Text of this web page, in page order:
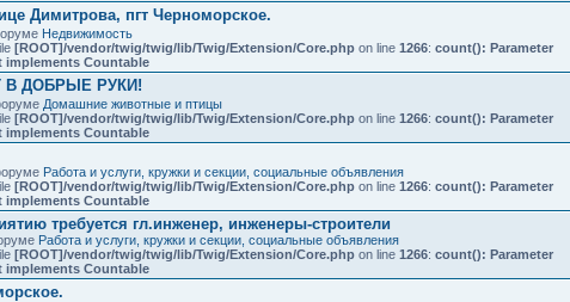
Димитрова, пгт Черноморское.
Недвижимость
[ROOT]/vendor/twig/twig/lib/Twig/Extension/Core.php on line 1266: count(): Parameter
implements Countable
ДОБРЫЕ РУКИ!
Домашние животные и птицы
[ROOT]/vendor/twig/twig/lib/Twig/Extension/Core.php on line 1266: count(): Parameter
implements Countable
Работа и услуги, кружки и секции, социальные объявления
[ROOT]/vendor/twig/twig/lib/Twig/Extension/Core.php on line 1266: count(): Parameter
implements Countable
требуется гл.инженер, инженеры-строители
Работа и услуги, кружки и секции, социальные объявления
[ROOT]/vendor/twig/twig/lib/Twig/Extension/Core.php on line 1266: count(): Parameter
implements Countable